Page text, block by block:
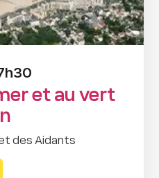
et au vert
des Aidants